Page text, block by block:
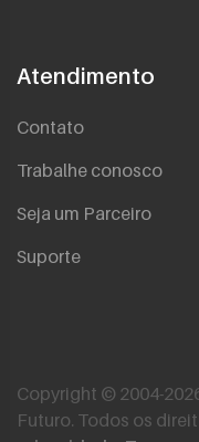
Atendimento
Contato
Trabalhe conosco
Seja um Parceiro
Suporte
Copyright © 2004-
Futuro. Todos os